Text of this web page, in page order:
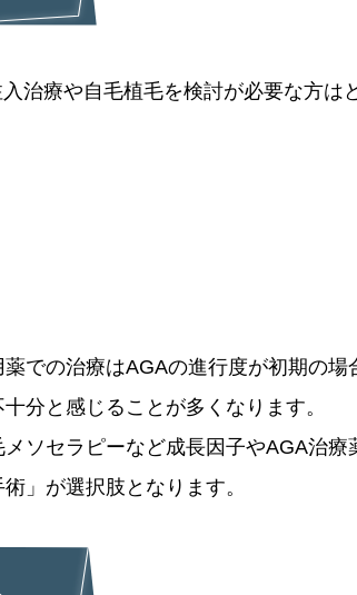
治療や自毛植毛を検討が必要な方は
での治療はAGAの進行度が初期の場
分と感じることが多くなります。
ソセラピーなど成長因子やAGA治療
」が選択肢となります。